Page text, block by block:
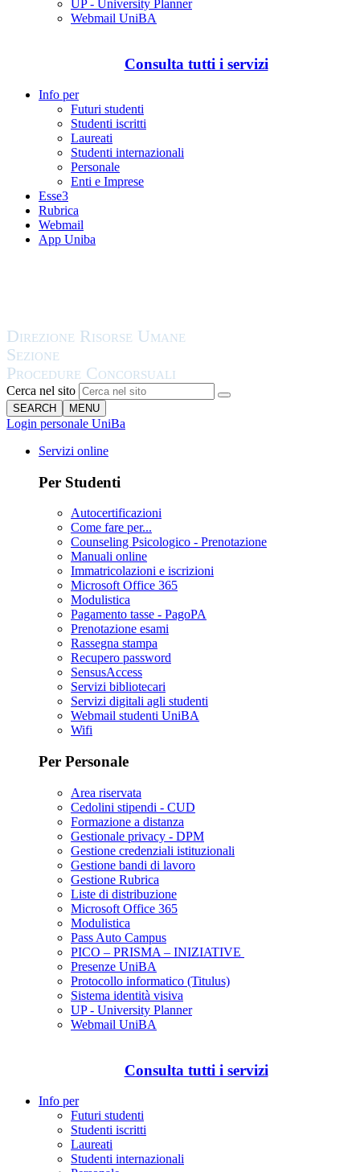
UP - University Planner
Webmail UniBA
Consulta tutti i servizi
Info per
Futuri studenti
Studenti iscritti
Laureati
Studenti internazionali
Personale
Enti e Imprese
Esse3
Rubrica
Webmail
App Uniba
Cerca nel sito
SEARCH MENU
Login personale UniBa
Servizi online
Per Studenti
Autocertificazioni
Come fare per...
Counseling Psicologico - Prenotazione
Manuali online
Immatricolazioni e iscrizioni
Microsoft Office 365
Modulistica
Pagamento tasse - PagoPA
Prenotazione esami
Rassegna stampa
Recupero password
SensusAccess
Servizi bibliotecari
Servizi digitali agli studenti
Webmail studenti UniBA
Wifi
Per Personale
Area riservata
Cedolini stipendi - CUD
Formazione a distanza
Gestionale privacy - DPM
Gestione credenziali istituzionali
Gestione bandi di lavoro
Gestione Rubrica
Liste di distribuzione
Microsoft Office 365
Modulistica
Pass Auto Campus
PICO – PRISMA – INIZIATIVE
Presenze UniBA
Protocollo informatico (Titulus)
Sistema identità visiva
UP - University Planner
Webmail UniBA
Consulta tutti i servizi
Info per
Futuri studenti
Studenti iscritti
Laureati
Studenti internazionali